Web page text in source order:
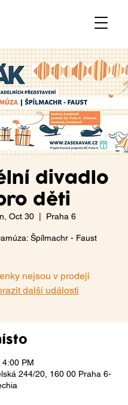
divadlo
děti
Oct 30
  |
Praha 6
Špílmachr - Faust
nejsou v prodeji
další události
PM
244/20, 160 00 Praha 6-